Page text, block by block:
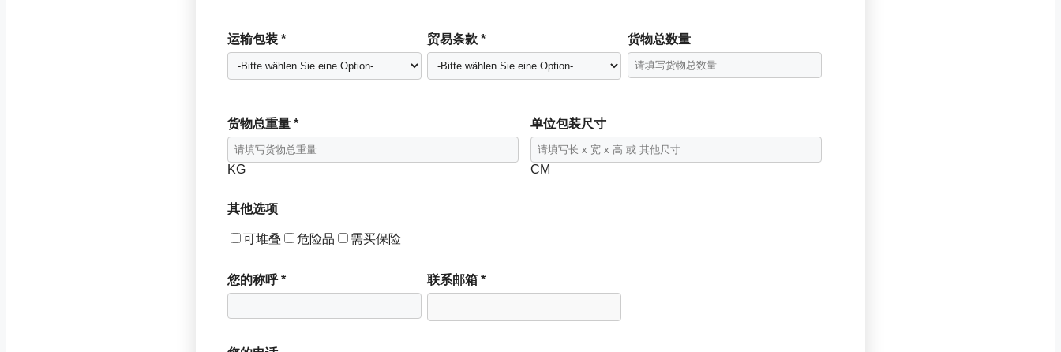
运输包装 * 贸易条款 * 货物总数量
货物总重量 *
KG
单位包装尺寸
CM
其他选项
可堆叠 危险品 需买保险
您的称呼 * 联系邮箱 *